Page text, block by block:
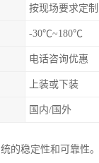
按现场要求定制
-30℃~180℃
电话咨询优惠
上装或下装
国内/国外
的稳定性和可靠性